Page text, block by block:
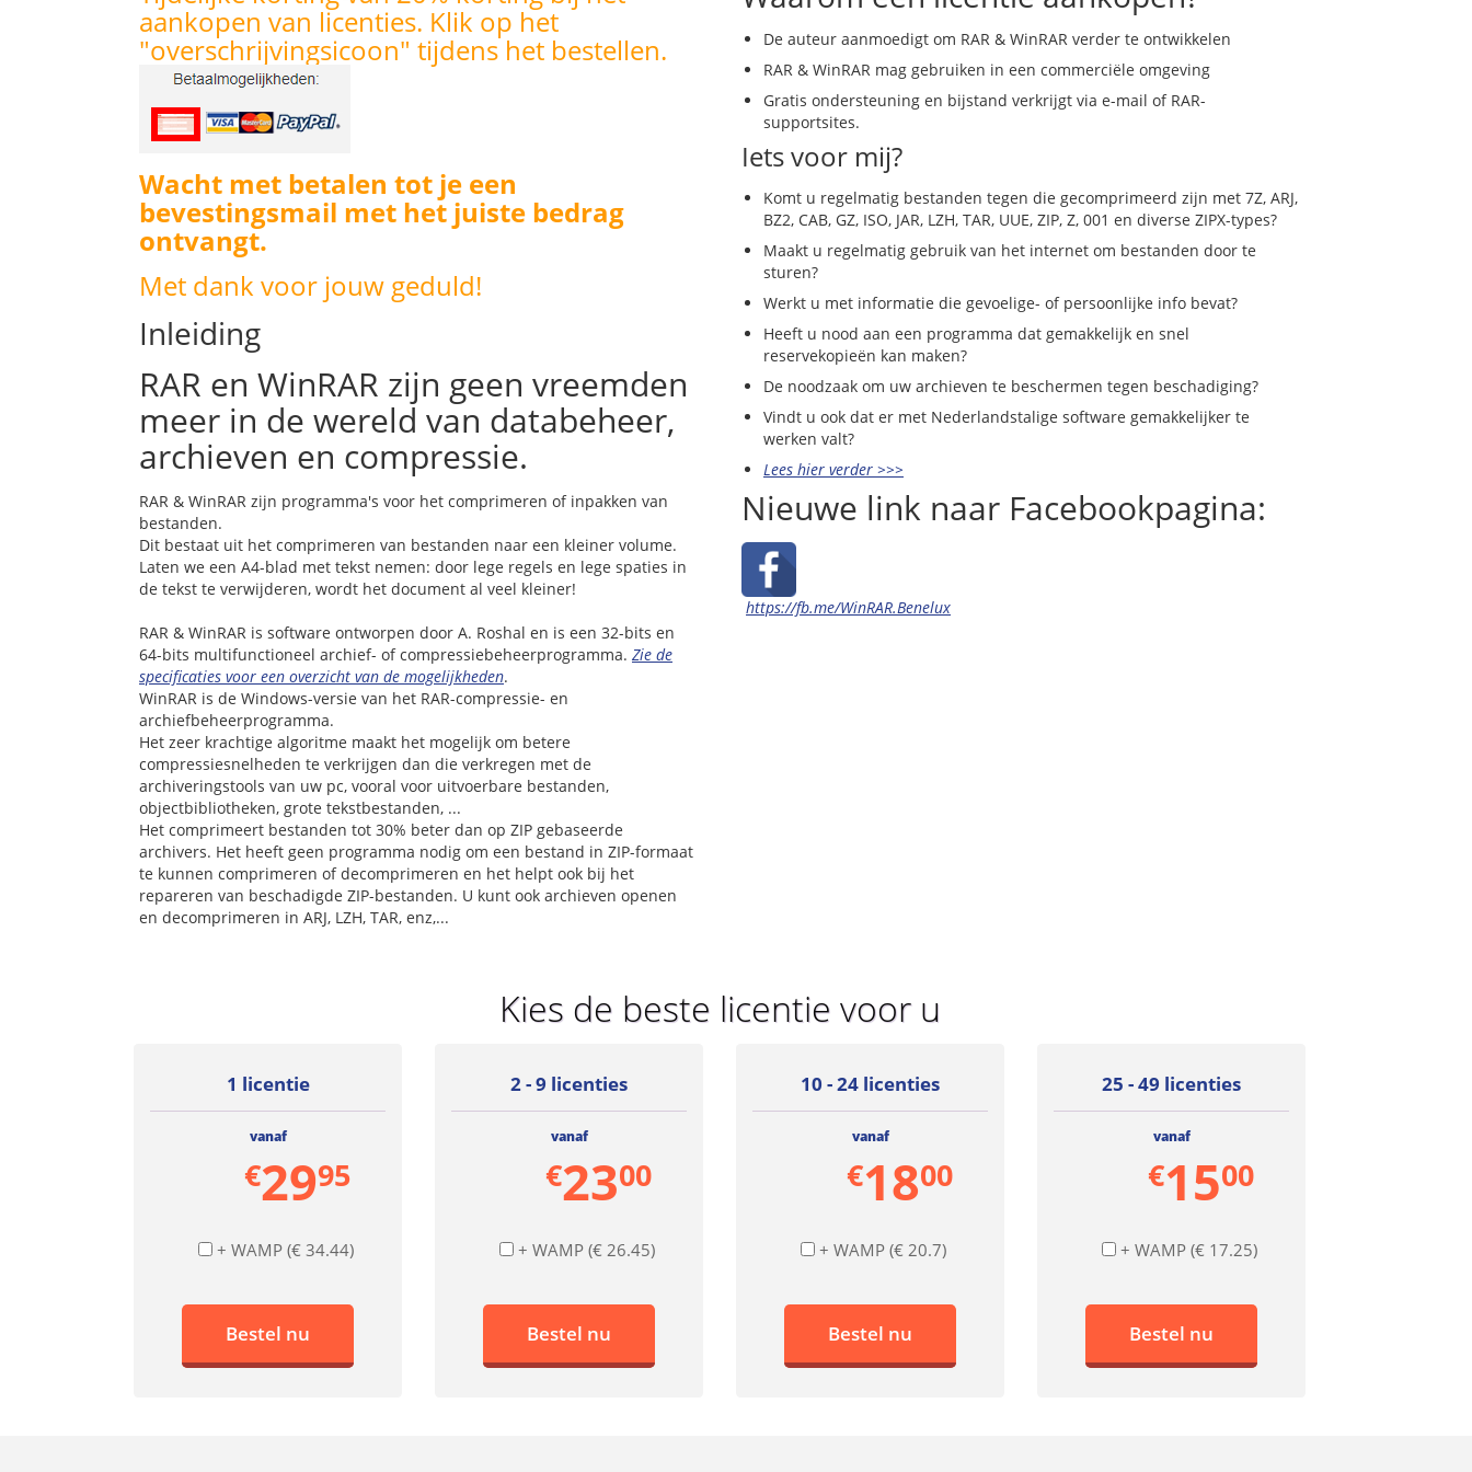
aankopen van licenties. Klik op het
"overschrijvingsicoon" tijdens het bestellen.
Wacht met betalen tot je een
bevestingsmail met het juiste bedrag
ontvangt.
Met dank voor jouw geduld!
Inleiding
RAR en WinRAR zijn geen vreemden
meer in de wereld van databeheer,
archieven en compressie.
RAR & WinRAR zijn programma's voor het comprimeren of inpakken van
bestanden.
Dit bestaat uit het comprimeren van bestanden naar een kleiner volume.
Laten we een A4-blad met tekst nemen: door lege regels en lege spaties in
de tekst te verwijderen, wordt het document al veel kleiner!
RAR & WinRAR is software ontworpen door A. Roshal en is een 32-bits en
64-bits multifunctioneel archief- of compressiebeheerprogramma. Zie de
specificaties voor een overzicht van de mogelijkheden.
WinRAR is de Windows-versie van het RAR-compressie- en
archiefbeheerprogramma.
Het zeer krachtige algoritme maakt het mogelijk om betere
compressiesnelheden te verkrijgen dan die verkregen met de
archiveringstools van uw pc, vooral voor uitvoerbare bestanden,
objectbibliotheken, grote tekstbestanden, ...
Het comprimeert bestanden tot 30% beter dan op ZIP gebaseerde
archivers. Het heeft geen programma nodig om een ​​bestand in ZIP-formaat
te kunnen comprimeren of decomprimeren en het helpt ook bij het
repareren van beschadigde ZIP-bestanden. U kunt ook archieven openen
en decomprimeren in ARJ, LZH, TAR, enz,...
De auteur aanmoedigt om RAR & WinRAR verder te ontwikkelen
RAR & WinRAR mag gebruiken in een commerciële omgeving
Gratis ondersteuning en bijstand verkrijgt via e-mail of RAR-
supportsites.
Iets voor mij?
Komt u regelmatig bestanden tegen die gecomprimeerd zijn met 7Z, ARJ,
BZ2, CAB, GZ, ISO, JAR, LZH, TAR, UUE, ZIP, Z, 001 en diverse ZIPX-types?
Maakt u regelmatig gebruik van het internet om bestanden door te
sturen?
Werkt u met informatie die gevoelige- of persoonlijke info bevat?
Heeft u nood aan een programma dat gemakkelijk en snel
reservekopieën kan maken?
De noodzaak om uw archieven te beschermen tegen beschadiging?
Vindt u ook dat er met Nederlandstalige software gemakkelijker te
werken valt?
Lees hier verder >>>
Nieuwe link naar Facebookpagina:
https://fb.me/WinRAR.Benelux
Kies de beste licentie voor u
1 licentie
vanaf
€2995
+ WAMP (€ 34.44)
Bestel nu
2 - 9 licenties
vanaf
€2300
+ WAMP (€ 26.45)
Bestel nu
10 - 24 licenties
vanaf
€1800
+ WAMP (€ 20.7)
Bestel nu
25 - 49 licenties
vanaf
€1500
+ WAMP (€ 17.25)
Bestel nu